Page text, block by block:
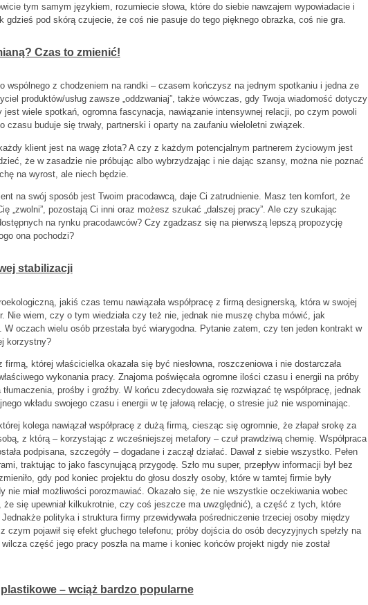
tym samym językiem, rozumiecie słowa, które do siebie nawzajem wypowiadacie i
pod skórą czujecie, że coś nie pasuje do tego pięknego obrazka, coś nie gra.
Czas to zmienić!
wspólnego z chodzeniem na randki – czasem kończysz na jednym spotkaniu i jedna ze
produktów/usług zawsze „oddzwaniaj”, także wówczas, gdy Twoja wiadomość dotyczy
jest wiele spotkań, ogromna fascynacja, nawiązanie intensywnej relacji, po czym powoli
buduje się trwały, partnerski i oparty na zaufaniu wieloletni związek.
klient jest na wagę złota? A czy z każdym potencjalnym partnerem życiowym jest
że w zasadzie nie próbując albo wybrzydzając i nie dając szansy, można nie poznać
na wyrost, ale niech będzie.
na swój sposób jest Twoim pracodawcą, daje Ci zatrudnienie. Masz ten komfort, że
„zwolni”, pozostają Ci inni oraz możesz szukać „dalszej pracy”. Ale czy szukając
na rynku pracodawców? Czy zgadzasz się na pierwszą lepszą propozycję
ona pochodzi?
stabilizacji
jakiś czas temu nawiązała współpracę z firmą designerską, która w swojej
Nie wiem, czy o tym wiedziała czy też nie, jednak nie muszę chyba mówić, jak
W oczach wielu osób przestała być wiarygodna. Pytanie zatem, czy ten jeden kontrakt w
korzystny?
firmą, której właścicielka okazała się być niesłowna, roszczeniowa i nie dostarczała
wykonania pracy. Znajoma poświęcała ogromne ilości czasu i energii na próby
prośby i groźby. W końcu zdecydowała się rozwiązać tę współpracę, jednak
wkładu swojego czasu i energii w tę jałową relację, o stresie już nie wspominając.
kolega nawiązał współpracę z dużą firmą, ciesząc się ogromnie, że złapał srokę za
z którą – korzystając z wcześniejszej metafory – czuł prawdziwą chemię. Współpraca
podpisana, szczegóły – dogadane i zaczął działać. Dawał z siebie wszystko. Pełen
traktując to jako fascynującą przygodę. Szło mu super, przepływ informacji był bez
gdy pod koniec projektu do głosu doszły osoby, które w tamtej firmie były
nie miał możliwości porozmawiać. Okazało się, że nie wszystkie oczekiwania wobec
że się upewniał kilkukrotnie, czy coś jeszcze ma uwzględnić), a część z tych, które
Jednakże polityka i struktura firmy przewidywała pośredniczenie trzeciej osoby między
pojawił się efekt głuchego telefonu; próby dojścia do osób decyzyjnych spełzły na
część jego pracy poszła na marne i koniec końców projekt nigdy nie został
– wciąż bardzo popularne